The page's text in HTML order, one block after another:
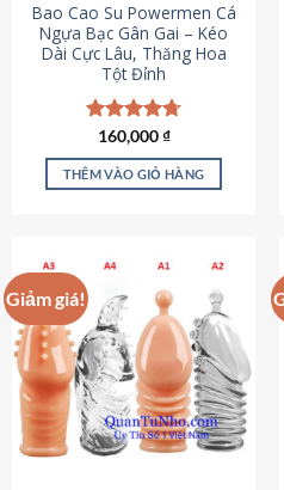
chọn
trên
trang
sản
phẩm
Bao Cao Su Powermen Cá
Ngựa Bạc Gân Gai – Kéo
Dài Cực Lâu, Thăng Hoa
Tột Đỉnh
Được xếp
hạng4.73
5 sao
160,000₫
THÊM VÀO GIỎ HÀNG
Giảm giá!